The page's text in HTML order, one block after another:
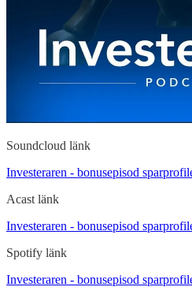
Soundcloud länk
Investeraren - bonusepisod
Acast länk
Investeraren - bonusepisod
Spotify länk
Investeraren - bonusepisod